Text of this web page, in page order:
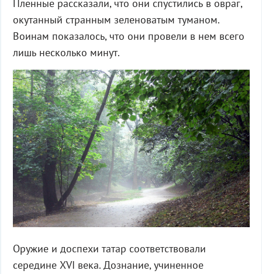
Пленные рассказали, что они спустились в овраг,
окутанный странным зеленоватым туманом.
Воинам показалось, что они провели в нем всего
лишь несколько минут.
Оружие и доспехи татар соответствовали
середине XVI века. Дознание, учиненное